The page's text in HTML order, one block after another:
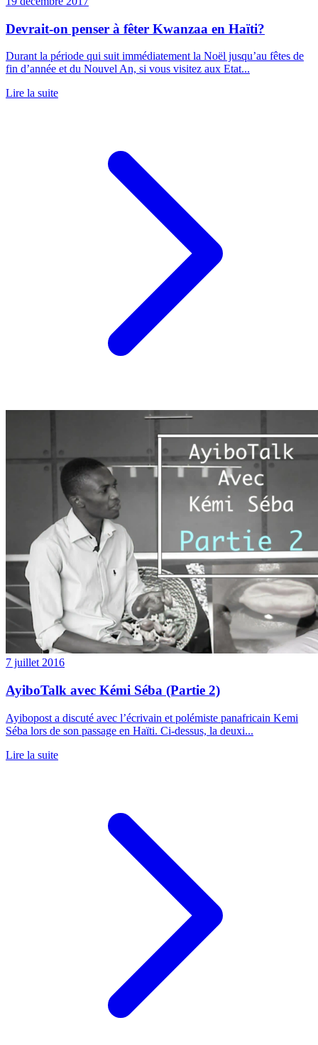
Devrait-on penser à fêter Kwanzaa en Haïti?
Durant la période qui suit immédiatement la Noël jusqu’au fêtes de
fin d’année et du Nouvel An, si vous visitez aux Etat...
Lire la suite
7 juillet 2016
AyiboTalk avec Kémi Séba (Partie 2)
Ayibopost a discuté avec l’écrivain et polémiste panafricain Kemi
Séba lors de son passage en Haïti. Ci-dessus, la deuxi...
Lire la suite